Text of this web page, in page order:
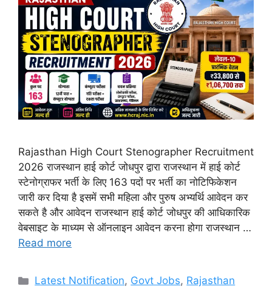
Rajasthan High Court Stenographer Recruitment
2026 राजस्थान हाई कोर्ट जोधपुर द्वारा राजस्थान में हाई कोर्ट
स्टेनोग्राफर भर्ती के लिए 163 पदों पर भर्ती का नोटिफिकेशन
जारी कर दिया है इसमें सभी महिला और पुरुष अभ्यर्थि आवेदन कर
सकते है और आवेदन राजस्थान हाई कोर्ट जोधपुर की आधिकारिक
वेबसाइट के माध्यम से ऑनलाइन आवेदन करना होगा राजस्थान …
Read more
Categories
Latest Notification, Govt Jobs, Rajasthan